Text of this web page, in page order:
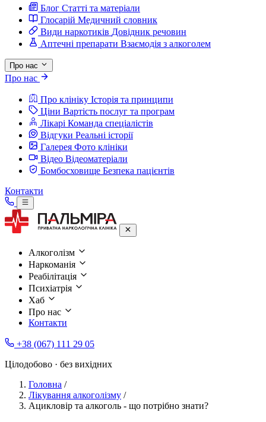
Блог Статті та матеріали
Глосарій Медичний словник
Види наркотиків Довідник речовин
Аптечні препарати Взаємодія з алкоголем
Про нас
Про нас
Про клініку Історія та принципи
Ціни Вартість послуг та програм
Лікарі Команда спеціалістів
Відгуки Реальні історії
Галерея Фото клініки
Відео Відеоматеріали
Бомбосховище Безпека пацієнтів
Контакти
Алкоголізм
Наркоманія
Реабілітація
Психіатрія
Хаб
Про нас
Контакти
+38 (067) 111 29 05
Цілодобово · без вихідних
Головна /
Лікування алкоголізму /
Ацикловір та алкоголь - що потрібно знати?